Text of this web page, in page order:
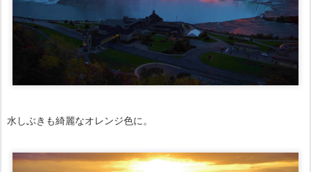
水しぶきも綺麗なオレンジ色に。